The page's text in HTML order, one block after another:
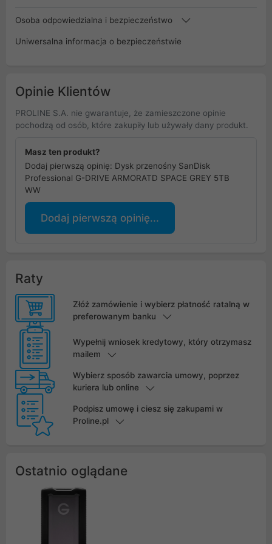
Osoba odpowiedzialna i bezpieczeństwo
Uniwersalna informacja o bezpieczeństwie
Opinie Klientów
PROLINE S.A. nie gwarantuje, że zamieszczone opinie
pochodzą od osób, które zakupiły lub używały dany produkt.
Masz ten produkt?
Dodaj pierwszą opinię: Dysk przenośny SanDisk
Professional G-DRIVE ARMORATD SPACE GREY 5TB
WW
Dodaj pierwszą opinię...
Raty
Złóż zamówienie i wybierz płatność ratalną w
preferowanym banku
Wypełnij wniosek kredytowy, który otrzymasz
mailem
Wybierz sposób zawarcia umowy, poprzez
kuriera lub online
Podpisz umowę i ciesz się zakupami w
Proline.pl
Ostatnio oglądane